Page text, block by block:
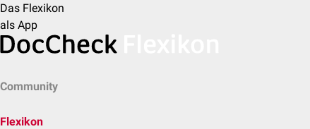
Das Flexikon
als App
Community
Flexikon